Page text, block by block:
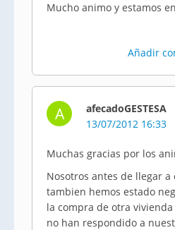
Mucho animo y estamos
Añadir
A
afecadoGESTESA
13/07/2012 16:33
Muchas gracias por los
Nosotros antes de llegar a
tambien hemos estado
la compra de otra vivienda
no han respondido a